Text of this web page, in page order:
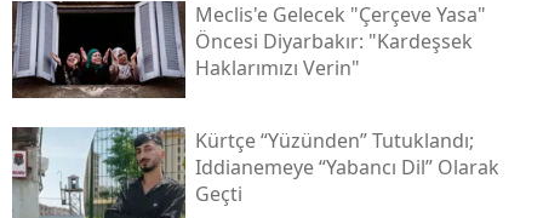
Meclis'e Gelecek "çerçeve Yasa"
Öncesi Diyarbakır: "kardeşsek
Haklarımızı Verin"
Kürtçe “yüzünden” Tutuklandı;
Iddianemeye “yabancı Dil” Olarak
Geçti